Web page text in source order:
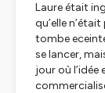
Laure était
qu’elle
tombe
se lancer,
jour où